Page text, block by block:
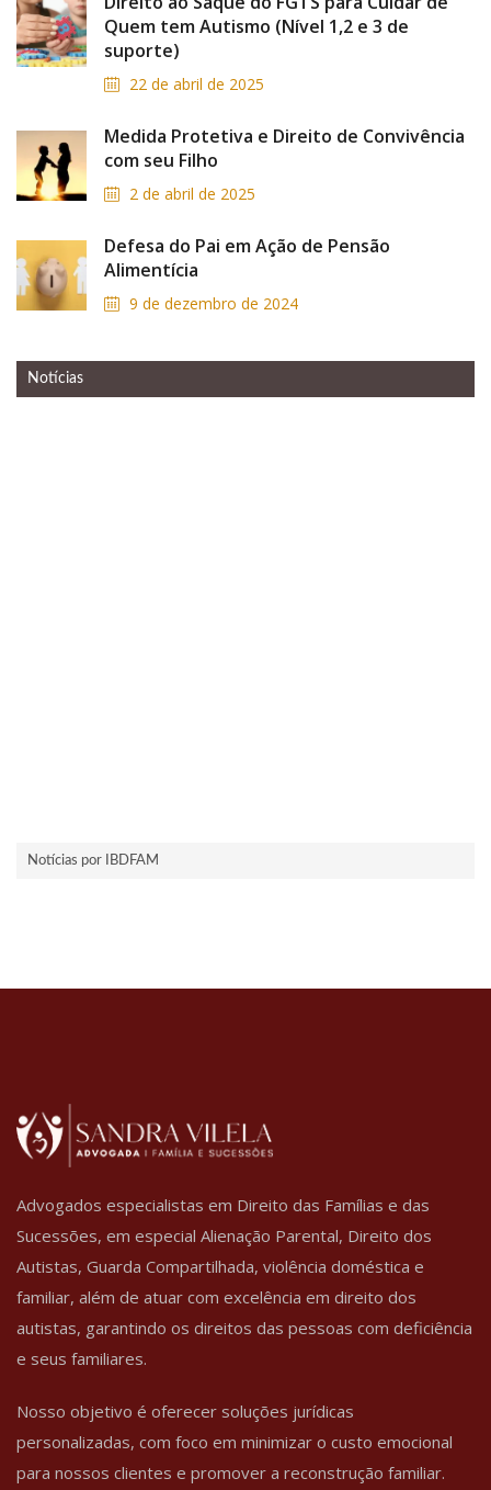
Quem tem Autismo (Nível 1,2 e 3 de
suporte)
22 de abril de 2025
Medida Protetiva e Direito de Convivência
com seu Filho
2 de abril de 2025
Defesa do Pai em Ação de Pensão
Alimentícia
9 de dezembro de 2024
Notícias
Notícias por IBDFAM
Advogados especialistas em Direito das Famílias e das
Sucessões, em especial Alienação Parental, Direito dos
Autistas, Guarda Compartilhada, violência doméstica e
familiar, além de atuar com excelência em direito dos
autistas, garantindo os direitos das pessoas com deficiência
e seus familiares.
Nosso objetivo é oferecer soluções jurídicas
personalizadas, com foco em minimizar o custo emocional
para nossos clientes e promover a reconstrução familiar.